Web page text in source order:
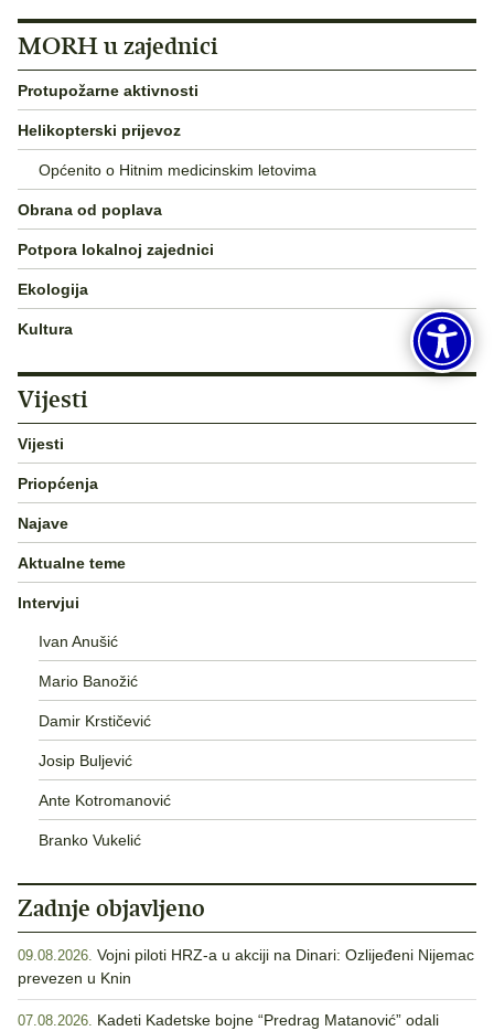
MORH u zajednici
Protupožarne aktivnosti
Helikopterski prijevoz
Općenito o Hitnim medicinskim letovima
Obrana od poplava
Potpora lokalnoj zajednici
Ekologija
Kultura
Vijesti
Vijesti
Priopćenja
Najave
Aktualne teme
Intervjui
Ivan Anušić
Mario Banožić
Damir Krstičević
Josip Buljević
Ante Kotromanović
Branko Vukelić
Zadnje objavljeno
09.08.2026. Vojni piloti HRZ-a u akciji na Dinari: Ozlijeđeni Nijemac
prevezen u Knin
07.08.2026. Kadeti Kadetske bojne “Predrag Matanović” odali